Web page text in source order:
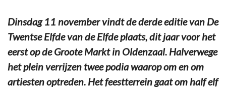
Dinsdag 11 november vindt de derde editie van De
Twentse Elfde van de Elfde plaats, dit jaar voor het
eerst op de Groote Markt in Oldenzaal. Halverwege
het plein verrijzen twee podia waarop om en om
artiesten optreden. Het feestterrein gaat om half elf